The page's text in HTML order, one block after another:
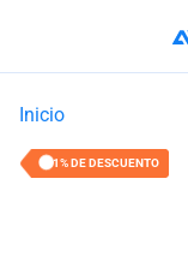
Inicio
21% DE DESCUENTO